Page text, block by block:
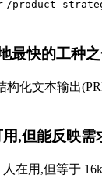
/product-
最快的工种
构化文本输出
,但能反映需
在用,但等于